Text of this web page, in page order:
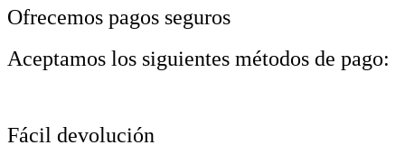
Ofrecemos pagos seguros
Aceptamos los siguientes métodos de pago:
Fácil devolución